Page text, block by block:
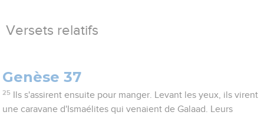
Versets relatifs
Genèse 37
25
Ils s'assirent ensuite pour manger. Levant les yeux, ils virent
une caravane d'Ismaélites qui venaient de Galaad. Leurs